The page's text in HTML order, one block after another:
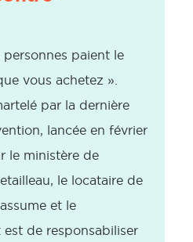
personnes paient le
vous achetez ».
par la dernière
lancée en février
le ministère de
le locataire de
et le
de responsabiliser